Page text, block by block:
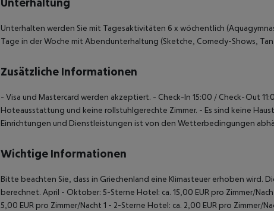
Unterhalten werden Sie mit Tagesaktivitäten 6 x wöchentlich
Tage in der Woche mit Abendunterhaltung (Sketche, Comedy-Shows,
Zusätzliche Informationen
- Visa und Mastercard werden akzeptiert. - Check-In 15:00 / Check-Out
Hoteausstattung und keine rollstuhlgerechte Zimmer. - Es sind keine
Einrichtungen und Dienstleistungen ist von den Wetterbedingungen
Wichtige Informationen
Bitte beachten Sie, dass in Griechenland eine Klimasteuer erhoben wird.
berechnet. April - Oktober: 5-Sterne Hotel: ca. 15,00 EUR pro Zimmer/
5,00 EUR pro Zimmer/Nacht 1 - 2-Sterne Hotel: ca. 2,00 EUR pro Zimmer/